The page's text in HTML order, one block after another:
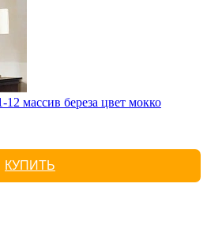
массив береза цвет мокко
КУПИТЬ